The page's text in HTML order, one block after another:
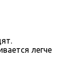
легче